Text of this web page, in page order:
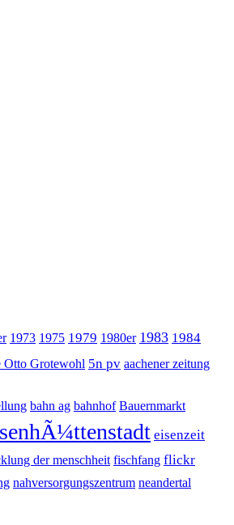
1973 1975 1979 1980er 1983 1984
Otto Grotewohl 5n pv aachener zeitung
bahn ag bahnhof Bauernmarkt
eisenzeit
der menschheit fischfang flickr
nahversorgungszentrum neandertal